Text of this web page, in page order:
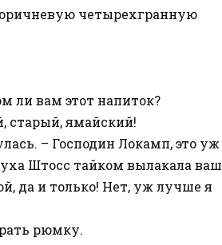
четырехгранную
ли вам этот напиток?
старый, ямайский!
– Господин Локамп, это уж
Штосс тайком вылакала ваш
да и только! Нет, уж лучше я
рюмку.